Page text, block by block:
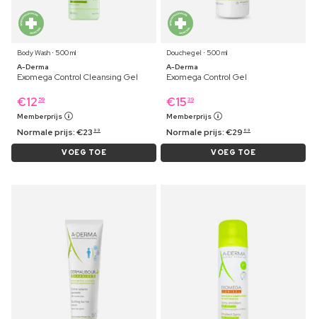
Body Wash ⋅ 500 ml
A-Derma
Exomega Control Cleansing Gel
€12 59
Memberprijs
Normale prijs:€23 99
VOEG TOE
Douchegel ⋅ 500 ml
A-Derma
Exomega Control Gel
€15 39
Memberprijs
Normale prijs:€29 69
VOEG TOE